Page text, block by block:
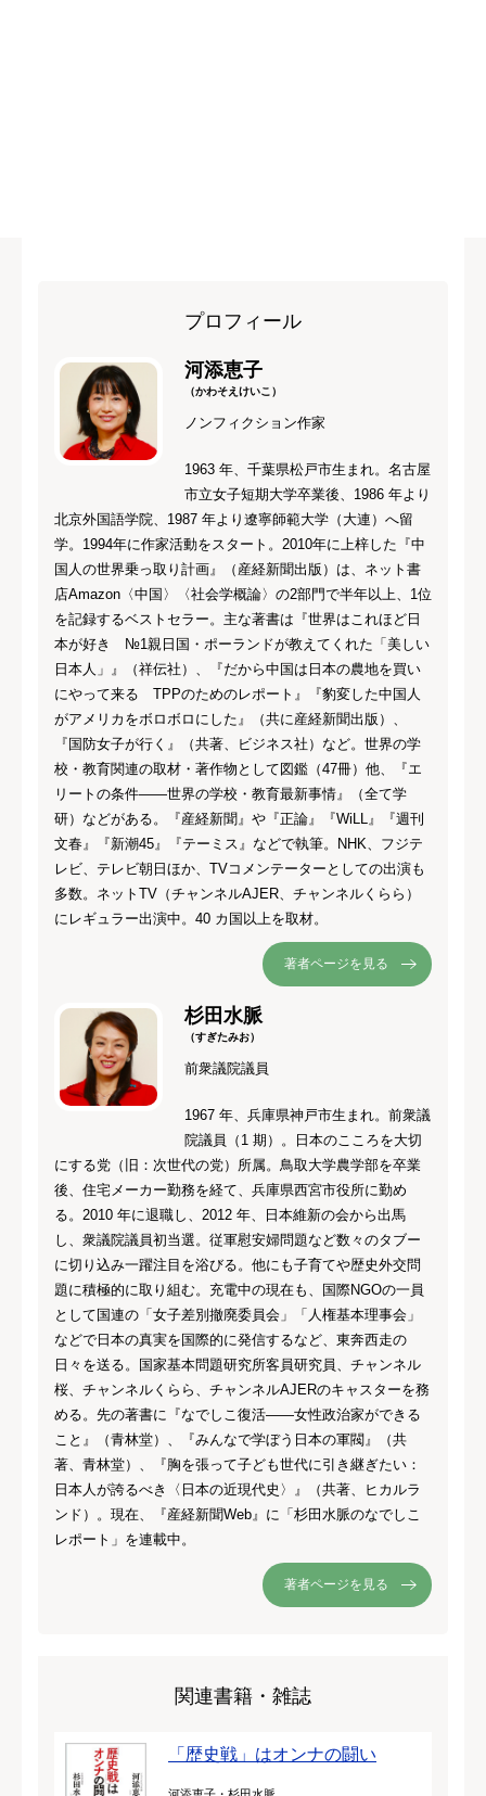
プロフィール
河添恵子
（かわそえけいこ）
ノンフィクション作家
1963 年、千葉県松戸市生まれ。名古屋
市立女子短期大学卒業後、1986 年より
北京外国語学院、1987 年より遼寧師範大学（大連）へ留
学。1994年に作家活動をスタート。2010年に上梓した『中
国人の世界乗っ取り計画』（産経新聞出版）は、ネット書
店Amazon〈中国〉〈社会学概論〉の2部門で半年以上、1位
を記録するベストセラー。主な著書は『世界はこれほど日
本が好き №1親日国・ポーランドが教えてくれた「美しい
日本人」』（祥伝社）、『だから中国は日本の農地を買い
にやって来る TPPのためのレポート』『豹変した中国人
がアメリカをボロボロにした』（共に産経新聞出版）、
『国防女子が行く』（共著、ビジネス社）など。世界の学
校・教育関連の取材・著作物として図鑑（47冊）他、『エ
リートの条件――世界の学校・教育最新事情』（全て学
研）などがある。『産経新聞』や『正論』『WiLL』『週刊
文春』『新潮45』『テーミス』などで執筆。NHK、フジテ
レビ、テレビ朝日ほか、TVコメンテーターとしての出演も
多数。ネットTV（チャンネルAJER、チャンネルくらら）
にレギュラー出演中。40 カ国以上を取材。
著者ページを見る
杉田水脈
（すぎたみお）
前衆議院議員
1967 年、兵庫県神戸市生まれ。前衆議
院議員（1 期）。日本のこころを大切
にする党（旧：次世代の党）所属。鳥取大学農学部を卒業
後、住宅メーカー勤務を経て、兵庫県西宮市役所に勤め
る。2010 年に退職し、2012 年、日本維新の会から出馬
し、衆議院議員初当選。従軍慰安婦問題など数々のタブー
に切り込み一躍注目を浴びる。他にも子育てや歴史外交問
題に積極的に取り組む。充電中の現在も、国際NGOの一員
として国連の「女子差別撤廃委員会」「人権基本理事会」
などで日本の真実を国際的に発信するなど、東奔西走の
日々を送る。国家基本問題研究所客員研究員、チャンネル
桜、チャンネルくらら、チャンネルAJERのキャスターを務
める。先の著書に『なでしこ復活――女性政治家ができる
こと』（青林堂）、『みんなで学ぼう日本の軍閥』（共
著、青林堂）、『胸を張って子ども世代に引き継ぎたい：
日本人が誇るべき〈日本の近現代史〉』（共著、ヒカルラ
ンド）。現在、『産経新聞Web』に「杉田水脈のなでしこ
レポート」を連載中。
著者ページを見る
関連書籍・雑誌
「歴史戦」はオンナの闘い